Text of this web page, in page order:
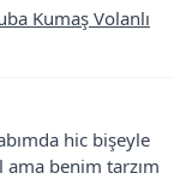
Kumaş Volanlı
hic bişeyle
benim tarzım